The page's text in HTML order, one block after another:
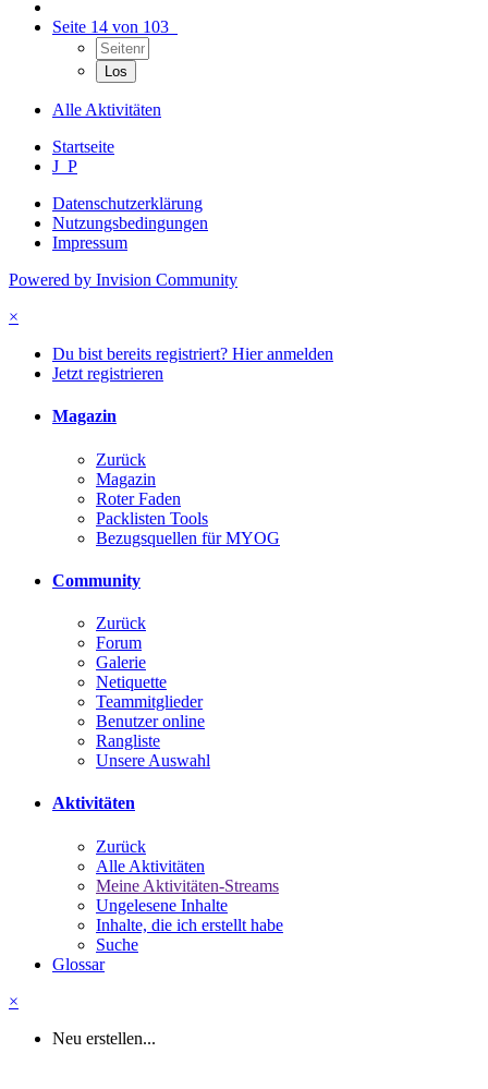
Seite 14 von 103
Alle Aktivitäten
Startseite
J_P
Datenschutzerklärung
Nutzungsbedingungen
Impressum
Powered by Invision Community
×
Du bist bereits registriert? Hier anmelden
Jetzt registrieren
Magazin
Zurück
Magazin
Roter Faden
Packlisten Tools
Bezugsquellen für MYOG
Community
Zurück
Forum
Galerie
Netiquette
Teammitglieder
Benutzer online
Rangliste
Unsere Auswahl
Aktivitäten
Zurück
Alle Aktivitäten
Meine Aktivitäten-Streams
Ungelesene Inhalte
Inhalte, die ich erstellt habe
Suche
Glossar
×
Neu erstellen...